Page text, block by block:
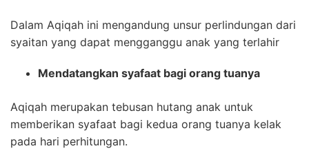
Dalam Aqiqah ini mengandung unsur perlindungan dari
syaitan yang dapat mengganggu anak yang terlahir
Mendatangkan syafaat bagi orang tuanya
Aqiqah merupakan tebusan hutang anak untuk
memberikan syafaat bagi kedua orang tuanya kelak
pada hari perhitungan.